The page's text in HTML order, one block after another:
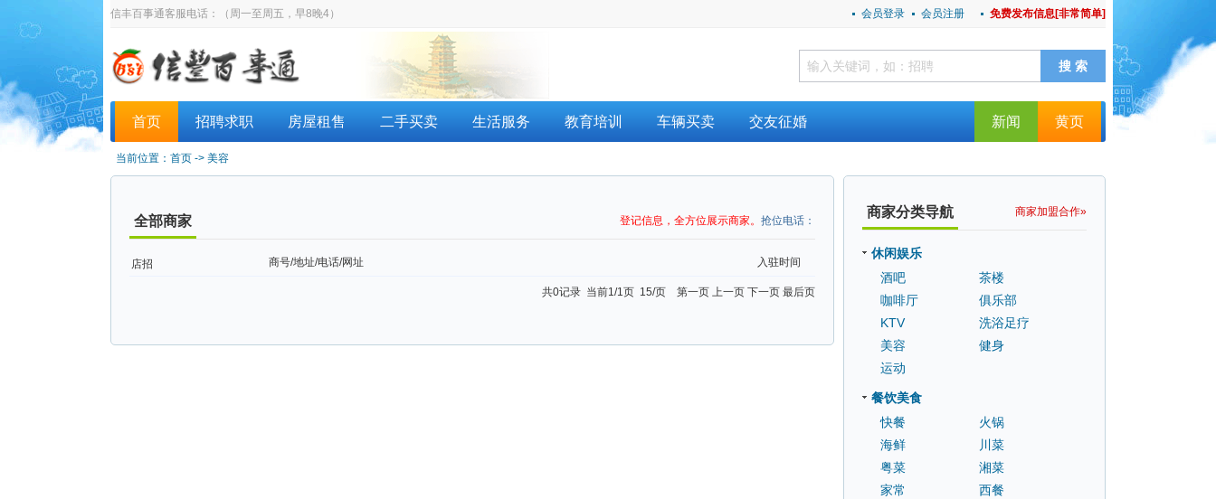
信丰百事通客服电话： （周一至周五，早8晚4） 会员登录 会员注册 免费发布信息[非常简单]
首页 招聘求职 房屋租售 二手买卖 生活服务 教育培训 车辆买卖 交友征婚 黄页
新闻
当前位置： 首页 -> 美容
全部商家 登记信息，全方位展示商家。 抢位电话：
店招 商号/地址/电话/网址 入驻时间
共0记录 当前1/1页 15/页 第一页 上一页 下一页 最后页
商家分类导航 商家加盟合作»
休闲娱乐
酒吧
茶楼
咖啡厅
俱乐部
KTV
洗浴足疗
美容
健身
运动
餐饮美食
快餐
火锅
海鲜
川菜
粤菜
湘菜
家常
西餐